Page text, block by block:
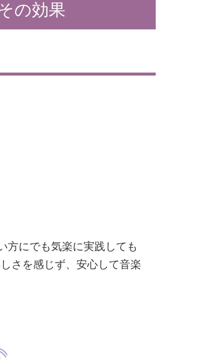
の効果
方にでも気楽に実践しても
さを感じず、安心して音楽